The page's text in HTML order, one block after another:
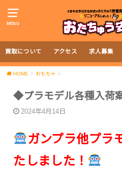
MENU
買取について アクセス 求人募集
HOME おもちゃ
◆プラモデル各種入荷
2024年4月14日
ガンプラ他プラ
たしました！